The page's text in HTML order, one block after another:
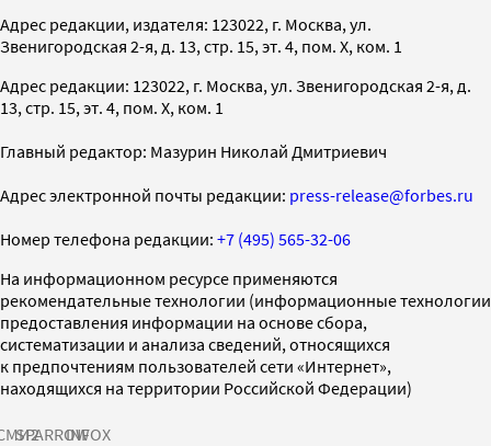
Адрес редакции, издателя: 123022, г. Москва, ул.
Звенигородская 2-я, д. 13, стр. 15, эт. 4, пом. X, ком. 1
Адрес редакции: 123022, г. Москва, ул. Звенигородская 2-я, д.
13, стр. 15, эт. 4, пом. X, ком. 1
Главный редактор: Мазурин Николай Дмитриевич
Адрес электронной почты редакции: press-release@forbes.ru
Номер телефона редакции: +7 (495) 565-32-06
На информационном ресурсе применяются
рекомендательные технологии (информационные технологии
предоставления информации на основе сбора,
систематизации и анализа сведений, относящихся
к предпочтениям пользователей сети «Интернет»,
находящихся на территории Российской Федерации)
SPARROWINFOX